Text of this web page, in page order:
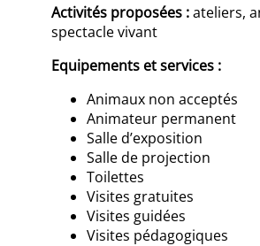
Activités proposées :ateliers,
spectacle vivant
Equipements et services :
Animaux non acceptés
Animateur permanent
Salle d’exposition
Salle de projection
Toilettes
Visites gratuites
Visites guidées
Visites pédagogiques